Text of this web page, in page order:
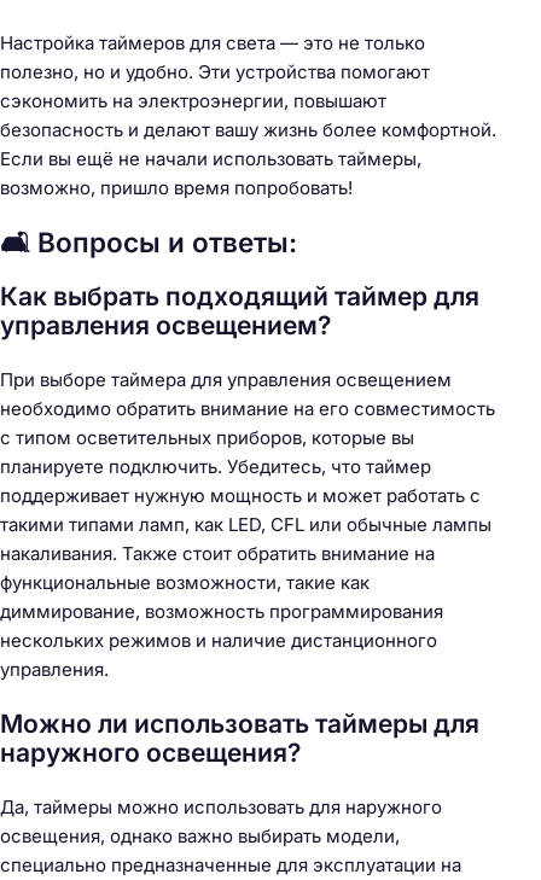
Настройка таймеров для света — это не только
полезно, но и удобно. Эти устройства помогают
сэкономить на электроэнергии, повышают
безопасность и делают вашу жизнь более комфортной.
Если вы ещё не начали использовать таймеры,
возможно, пришло время попробовать!
🛋️ Вопросы и ответы:
Как выбрать подходящий таймер для
управления освещением?
При выборе таймера для управления освещением
необходимо обратить внимание на его совместимость
с типом осветительных приборов, которые вы
планируете подключить. Убедитесь, что таймер
поддерживает нужную мощность и может работать с
такими типами ламп, как LED, CFL или обычные лампы
накаливания. Также стоит обратить внимание на
функциональные возможности, такие как
диммирование, возможность программирования
нескольких режимов и наличие дистанционного
управления.
Можно ли использовать таймеры для
наружного освещения?
Да, таймеры можно использовать для наружного
освещения, однако важно выбирать модели,
специально предназначенные для эксплуатации на